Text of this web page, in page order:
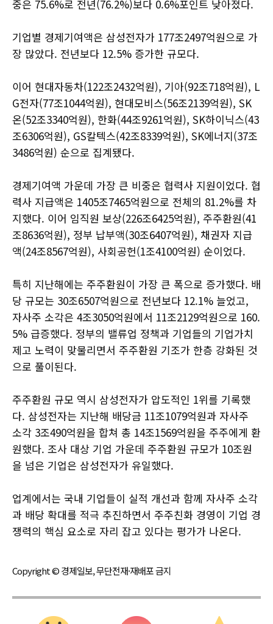
중은 75.6%로 전년(76.2%)보다 0.6%포인트 낮아졌다.
기업별 경제기여액은 삼성전자가 177조2497억원으로 가
장 많았다. 전년보다 12.5% 증가한 규모다.
이어 현대자동차(122조2432억원), 기아(92조718억원), L
G전자(77조1044억원), 현대모비스(56조2139억원), SK
온(52조3340억원), 한화(44조9261억원), SK하이닉스(43
조6306억원), GS칼텍스(42조8339억원), SK에너지(37조
3486억원) 순으로 집계됐다.
경제기여액 가운데 가장 큰 비중은 협력사 지원이었다. 협
력사 지급액은 1405조7465억원으로 전체의 81.2%를 차
지했다. 이어 임직원 보상(226조6425억원), 주주환원(41
조8636억원), 정부 납부액(30조6407억원), 채권자 지급
액(24조8567억원), 사회공헌(1조4100억원) 순이었다.
특히 지난해에는 주주환원이 가장 큰 폭으로 증가했다. 배
당 규모는 30조6507억원으로 전년보다 12.1% 늘었고,
자사주 소각은 4조3050억원에서 11조2129억원으로 160.
5% 급증했다. 정부의 밸류업 정책과 기업들의 기업가치
제고 노력이 맞물리면서 주주환원 기조가 한층 강화된 것
으로 풀이된다.
주주환원 규모 역시 삼성전자가 압도적인 1위를 기록했
다. 삼성전자는 지난해 배당금 11조1079억원과 자사주
소각 3조490억원을 합쳐 총 14조1569억원을 주주에게 환
원했다. 조사 대상 기업 가운데 주주환원 규모가 10조원
을 넘은 기업은 삼성전자가 유일했다.
업계에서는 국내 기업들이 실적 개선과 함께 자사주 소각
과 배당 확대를 적극 추진하면서 주주친화 경영이 기업 경
쟁력의 핵심 요소로 자리 잡고 있다는 평가가 나온다.
Copyright © 경제일보, 무단전재·재배포 금지